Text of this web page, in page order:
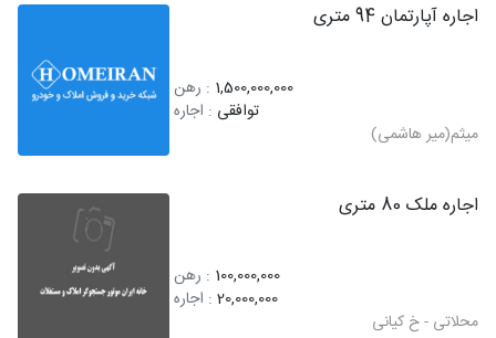
اجاره آپارتمان 94 متری
1,500,000,000 : رهن
توافقی : اجاره
میثم(میر هاشمی)
اجاره ملک 80 متری
100,000,000 : رهن
20,000,000 : اجاره
محلاتی - خ کیانی